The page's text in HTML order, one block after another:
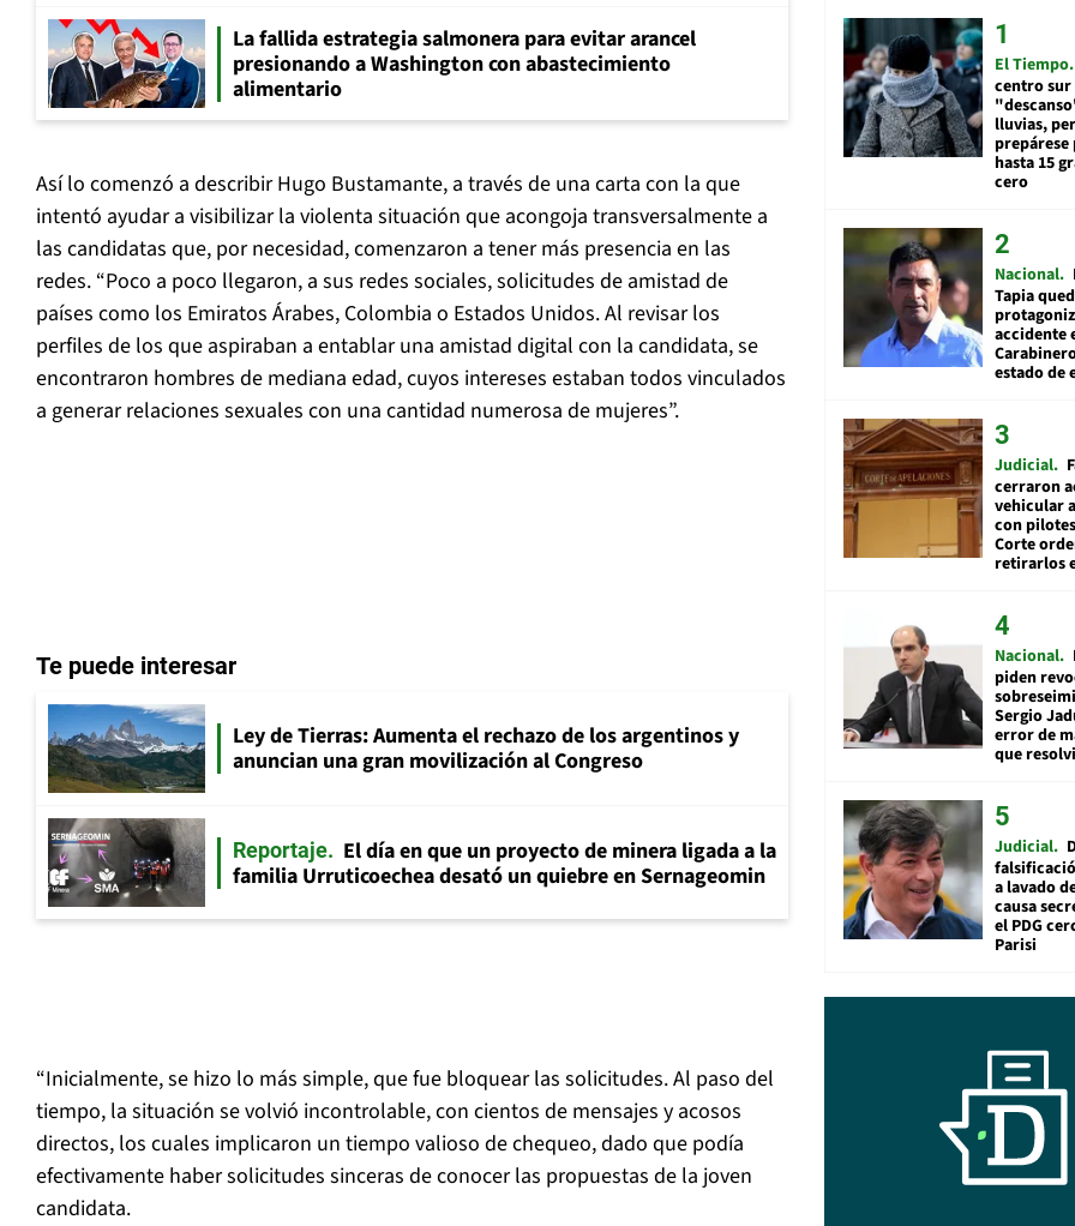
La fallida estrategia salmonera para evitar arancel
presionando a Washington con abastecimiento
alimentario
Así lo comenzó a describir Hugo Bustamante, a través de una carta con la que
intentó ayudar a visibilizar la violenta situación que acongoja transversalmente a
las candidatas que, por necesidad, comenzaron a tener más presencia en las
redes. “Poco a poco llegaron, a sus redes sociales, solicitudes de amistad de
países como los Emiratos Árabes, Colombia o Estados Unidos. Al revisar los
perfiles de los que aspiraban a entablar una amistad digital con la candidata, se
encontraron hombres de mediana edad, cuyos intereses estaban todos vinculados
a generar relaciones sexuales con una cantidad numerosa de mujeres”.
Te puede interesar
Ley de Tierras: Aumenta el rechazo de los argentinos y
anuncian una gran movilización al Congreso
Reportaje
El día en que un proyecto de minera ligada a la
familia Urruticoechea desató un quiebre en Sernageomin
“Inicialmente, se hizo lo más simple, que fue bloquear las solicitudes. Al paso del
tiempo, la situación se volvió incontrolable, con cientos de mensajes y acosos
directos, los cuales implicaron un tiempo valioso de chequeo, dado que podía
efectivamente haber solicitudes sinceras de conocer las propuestas de la joven
candidata.
El Tiempo
centro
lluvias,
hasta 15
cero
Nacional
Tapia
accidente
estado de
Judicial
cerraron
vehicular
con
Corte
retirarlos
Nacional
piden
Sergio
error de
que
Judicial
a lavado
causa
el PDG
Parisi